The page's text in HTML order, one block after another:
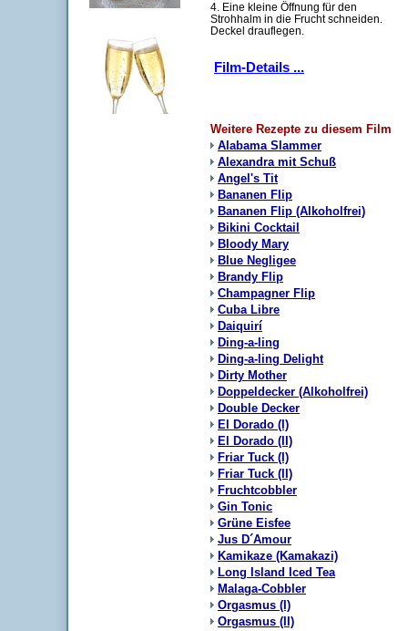
4. Eine kleine Öffnung für den
Strohhalm in die Frucht schneiden.
Deckel drauflegen.
Film-Details ...
Weitere Rezepte zu diesem Film
Alabama Slammer
Alexandra mit Schuß
Angel's Tit
Bananen Flip
Bananen Flip (Alkoholfrei)
Bikini Cocktail
Bloody Mary
Blue Negligee
Brandy Flip
Champagner Flip
Cuba Libre
Daiquirí
Ding-a-ling
Ding-a-ling Delight
Dirty Mother
Doppeldecker (Alkoholfrei)
Double Decker
El Dorado (I)
El Dorado (II)
Friar Tuck (I)
Friar Tuck (II)
Fruchtcobbler
Gin Tonic
Grüne Eisfee
Jus D´Amour
Kamikaze (Kamakazi)
Long Island Iced Tea
Malaga-Cobbler
Orgasmus (I)
Orgasmus (II)